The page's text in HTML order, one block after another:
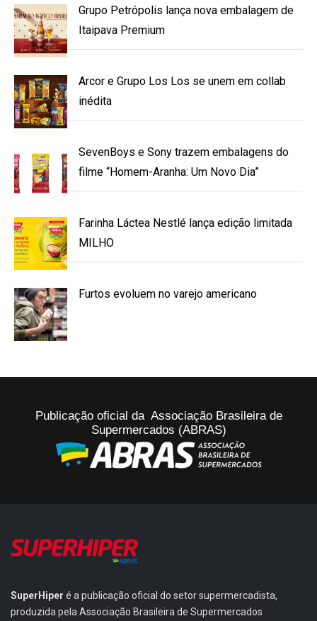
Grupo Petrópolis lança nova embalagem de
Itaipava Premium
Arcor e Grupo Los Los se unem em collab
inédita
SevenBoys e Sony trazem embalagens do
filme “Homem-Aranha: Um Novo Dia”
Farinha Láctea Nestlé lança edição limitada
MILHO
Furtos evoluem no varejo americano
Publicação oficial da Associação Brasileira de
Supermercados (ABRAS)
SuperHiper é a publicação oficial do setor supermercadista,
produzida pela Associação Brasileira de Supermercados